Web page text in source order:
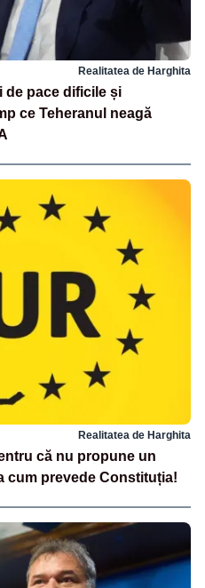
Realitatea de Harghita
de pace dificile și
ce Teheranul neagă
Realitatea de Harghita
că nu propune un
cum prevede Constituția!